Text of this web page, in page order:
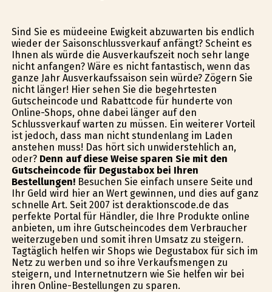
Sind Sie es müdeeine Ewigkeit abzuwarten bis endlich
wieder der Saisonschlussverkauf anfängt? Scheint es
Ihnen als würde die Ausverkaufszeit noch sehr lange
nicht anfangen? Wäre es nicht fantastisch, wenn das
ganze Jahr Ausverkaufssaison sein würde? Zögern Sie
nicht länger! Hier sehen Sie die begehrtesten
Gutscheincode und Rabattcode für hunderte von
Online-Shops, ohne dabei länger auf den
Schlussverkauf warten zu müssen. Ein weiterer Vorteil
ist jedoch, dass man nicht stundenlang im Laden
anstehen muss! Das hört sich unwiderstehlich an,
oder? Denn auf diese Weise sparen Sie mit den
Gutscheincode für Degustabox bei Ihren
Bestellungen!Besuchen Sie einfach unsere Seite und
Ihr Geld wird hier an Wert gewinnen, und dies auf ganz
schnelle Art. Seit 2007 ist deraktionscode.de das
perfekte Portal für Händler, die Ihre Produkte online
anbieten, um ihre Gutscheincodes dem Verbraucher
weiterzugeben und somit ihren Umsatz zu steigern.
Tagtäglich helfen wir Shops wie Degustabox für sich im
Netz zu werben und so ihre Verkaufsmengen zu
steigern, und Internetnutzern wie Sie helfen wir bei
ihren Online-Bestellungen zu sparen.